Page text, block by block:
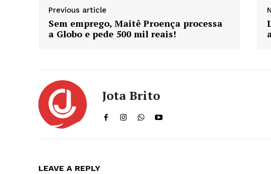
Previous article
Sem emprego, Maitê Proença processa
a Globo e pede 500 mil reais!
Jota Brito
LEAVE A REPLY